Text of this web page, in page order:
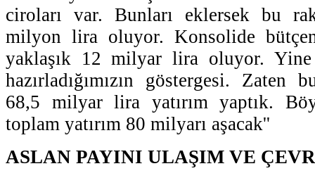
ciroları var. Bunları eklersek bu
milyon lira oluyor. Konsolide
yaklaşık 12 milyar lira oluyor. Yine
hazırladığımızın göstergesi. Zaten
68,5 milyar lira yatırım yaptık.
toplam yatırım 80 milyarı aşacak''
ASLAN PAYINI ULAŞIM VE